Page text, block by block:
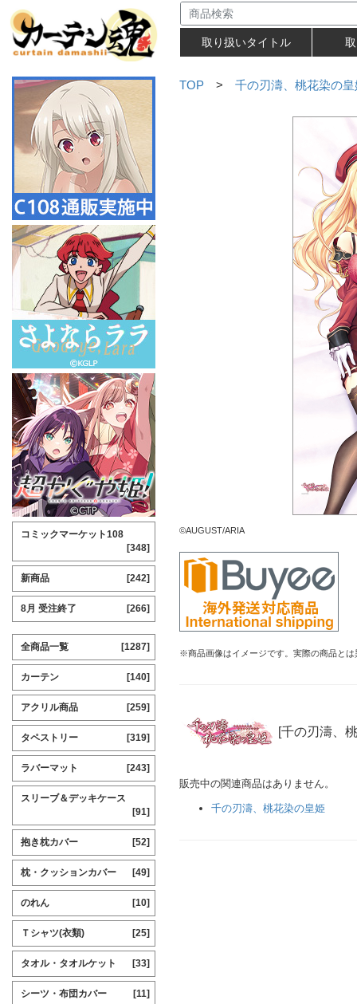
取り扱いタイトル
TOP > 千の刃濤、桃花染の皇
©AUGUST/ARIA
※商品画像はイメージです。実際の商品と
[千の刃濤、
販売中の関連商品はありません。
千の刃濤、桃花染の皇姫
コミックマーケット108
[348]
新商品 [242]
8月 受注終了 [266]
全商品一覧 [1287]
カーテン [140]
アクリル商品 [259]
タペストリー [319]
ラバーマット [243]
スリーブ＆デッキケース
[91]
抱き枕カバー [52]
枕・クッションカバー [49]
のれん [10]
Ｔシャツ(衣類) [25]
タオル・タオルケット [33]
シーツ・布団カバー [11]